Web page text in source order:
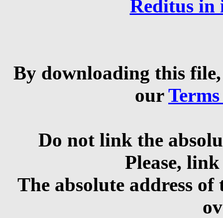
Reditus in
By downloading this
our
Do not link the
Please,
The absolute address